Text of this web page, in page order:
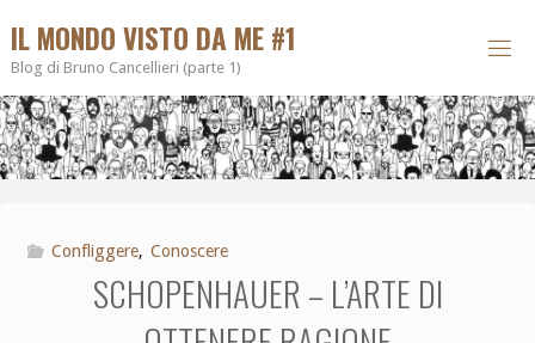
IL MONDO VISTO DA ME #1
Blog di Bruno Cancellieri (parte 1)
Confliggere, Conoscere
SCHOPENHAUER – L’ARTE DI